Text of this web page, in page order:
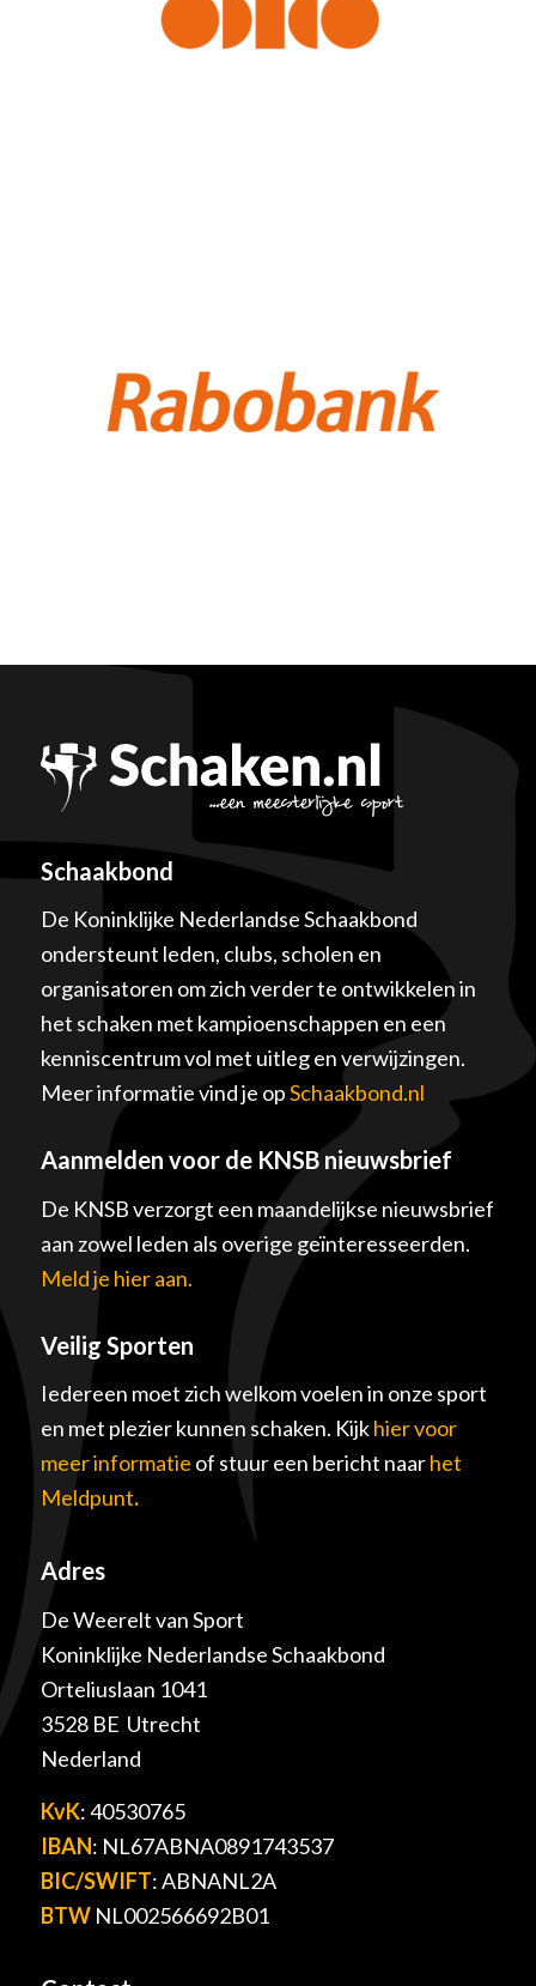
Schaakbond
De Koninklijke Nederlandse Schaakbond
ondersteunt leden, clubs, scholen en
organisatoren om zich verder te ontwikkelen in
het schaken met kampioenschappen en een
kenniscentrum vol met uitleg en verwijzingen.
Meer informatie vind je opSchaakbond.nl
Aanmelden voor de KNSB nieuwsbrief
De KNSB verzorgt een maandelijkse nieuwsbrief
aan zowel leden als overige geïnteresseerden.
Meld je hier aan.
Veilig Sporten
Iedereen moet zich welkom voelen in onze sport
en met plezier kunnen schaken. Kijkhier voor
meer informatie of stuur een bericht naarhet
Meldpunt.
Adres
De Weerelt van Sport
Koninklijke Nederlandse Schaakbond
Orteliuslaan 1041
3528 BE Utrecht
Nederland
KvK: 40530765
IBAN: NL67ABNA0891743537
BIC/SWIFT: ABNANL2A
BTWNL002566692B01